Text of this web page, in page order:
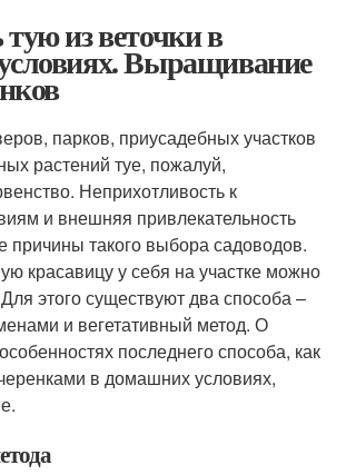
из веточки в
Выращивание
парков, приусадебных участков
растений туе, пожалуй,
Неприхотливость к
и внешняя привлекательность
причины такого выбора садоводов.
красавицу у себя на участке можно
этого существуют два способа –
и вегетативный метод. О
последнего способа, как
в домашних условиях,